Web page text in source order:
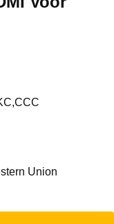
Union